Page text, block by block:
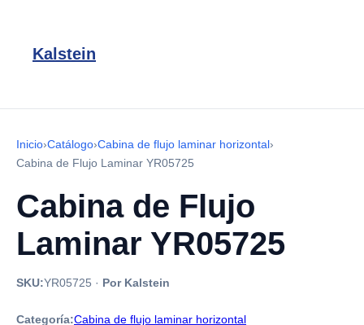
Kalstein
Inicio›Catálogo›Cabina de flujo laminar horizontal›
Cabina de Flujo Laminar YR05725
Cabina de Flujo
Laminar YR05725
SKU:YR05725 · Por Kalstein
Categoría:Cabina de flujo laminar horizontal